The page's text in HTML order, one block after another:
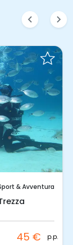
chevron_left chevron_right
& Avventura
45 € p.p.